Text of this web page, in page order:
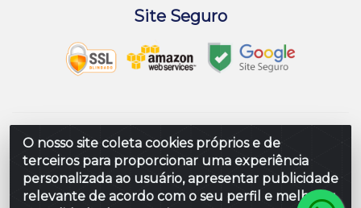
O nosso site coleta cookies próprios e de
terceiros para proporcionar uma experiência
personalizada ao usuário, apresentar publicidade
relevante de acordo com o seu perfil e melhorar
Site Seguro
Embalar Distribuidora de Embalagens LTDA - Rodovia
Br 104 Al, Loteamento Paraiso, S/N - Prefeito Antonio L
de Souza, Rio Largo/AL - CEP 57100-000 - CNPJ
10.347.424/0001-80